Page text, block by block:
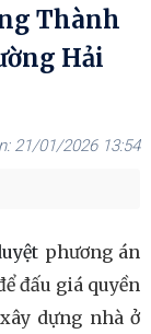
Thành
Hải
21/01/2026 13:54
phương án
đấu giá quyền
dựng nhà ở